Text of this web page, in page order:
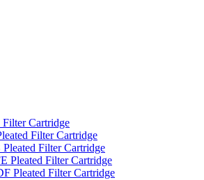
Cartridge
Filter Cartridge
Pleated Filter Cartridge
Pleated Filter Cartridge
Pleated Filter Cartridge